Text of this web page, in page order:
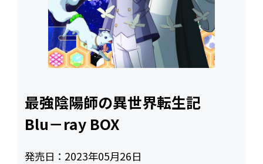
最強陰陽師の異世界転生記
Blu－ray BOX
発売日： 2023年05月26日